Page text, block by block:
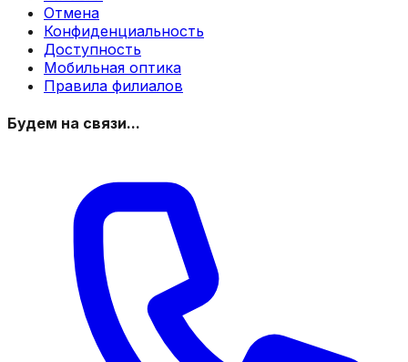
Отмена
Конфиденциальность
Доступность
Мобильная оптика
Правила филиалов
Будем на связи...